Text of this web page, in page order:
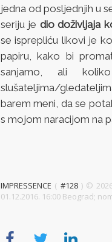
jedna od posljednjih u
seriju je dio doživljaja
se isprepliću likovi je
papiru, kako bi
sanjamo, ali
slušateljima/
barem meni, da se
s mojom naracijom na
IMPRESSENCE ( #128 ) ©
01.12.2016. 16:00 Beograd;